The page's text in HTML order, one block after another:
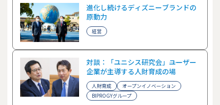
進化し続けるディズニーブランドの
原動力
経営
対談：「ユニシス研究会」――ユーザー
企業が主導する人財育成の場
人財育成
オープンイノベーション
BIPROGYグループ